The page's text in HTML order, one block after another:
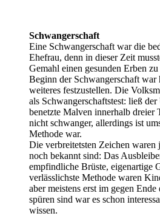
Schwangerschaft
Eine Schwangerschaft war die
Ehefrau, denn in dieser Zeit
Gemahl einen gesunden Erben
Beginn der Schwangerschaft
weiteres festzustellen. Die
als Schwangerschaftstest: ließ
benetzte Malven innerhalb dreier
nicht schwanger, allerdings ist
Methode war.
Die verbreitetsten Zeichen waren
noch bekannt sind: Das
empfindliche Brüste, eigenartige
verlässlichste Methode waren
aber meistens erst im gegen
spüren sind war es schon
wissen.